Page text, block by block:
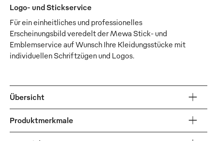
Logo- und Stickservice
Für ein einheitliches und professionelles
Erscheinungsbild veredelt der Mewa Stick- und
Emblemservice auf Wunsch Ihre Kleidungsstücke mit
individuellen Schriftzügen und Logos.
Übersicht
Produktmerkmale